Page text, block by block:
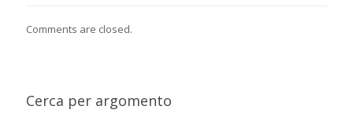
Comments are closed.
Cerca per argomento